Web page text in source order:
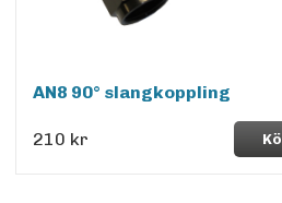
AN8 90° slangkoppling
210 kr